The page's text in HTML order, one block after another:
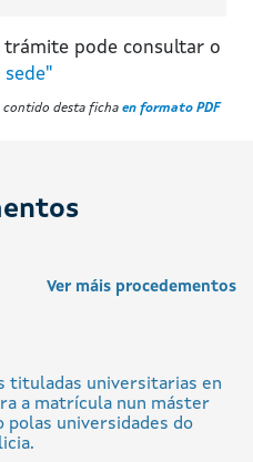
trámite pode consultar o
sede"
contido desta ficha en formato PDF
Ver máis procedementos
tituladas universitarias en
a matrícula nun máster
universidades do